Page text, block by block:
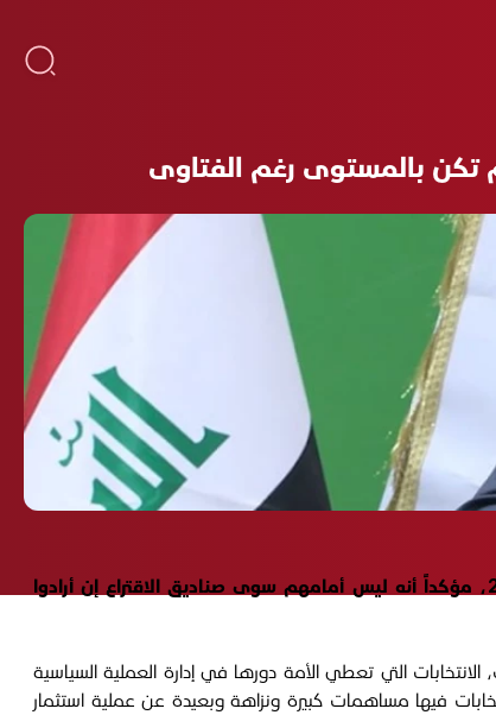
دعا زعيم ائتلاف دولة القانون، نوري المالكي، العراقيين إلى المشاركة في الانتخابات البرلمانية المرتقبة في العراق نهاية العام 2025، مؤكداً أنه ليس أمامهم سوى صناديق الاقتراع إن أرادوا
الانتخابات التي تعطي الأمة دورها في إدارة العملية السياسية
فيها مساهمات كبيرة ونزاهة وبعيدة عن عملية استثمار